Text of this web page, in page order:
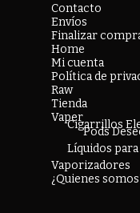
Contacto
Envíos
Finalizar
Home
Mi cuenta
Política de
Raw
Tienda
Vaper
Cigarrillos
Pods
Líquidos
Vaporizadores
¿Quienes